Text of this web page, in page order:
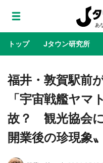
トップ Jタウン研究所
地域×二次元 絶景
ラプラス・
公式プロモ
【7／31～1
福井・敦賀駅前
「宇宙戦艦ヤマ
故？ 観光協会
開業後の珍現象〟